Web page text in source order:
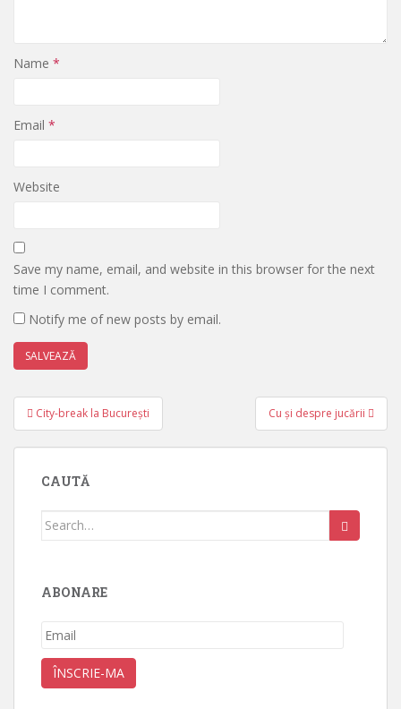
Name *
Email *
Website
Save my name, email, and website in this browser for the next
time I comment.
Notify me of new posts by email.
Post
navigation
City-break la București Cu și despre jucării
CAUTĂ
Search
ABONARE
Email
ÎNSCRIE-MA